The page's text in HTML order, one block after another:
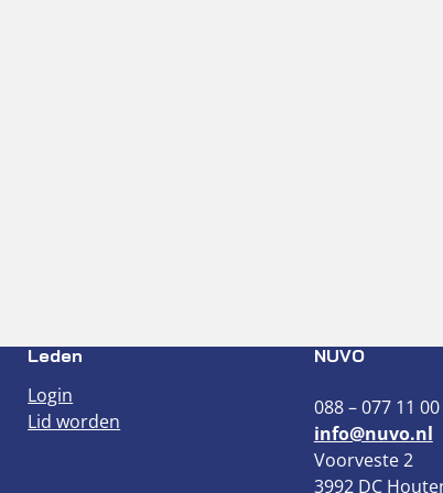
Leden
Login
Lid worden
NUVO
088 – 077 11 00
info@nuvo.nl
Voorveste 2
3992 DC